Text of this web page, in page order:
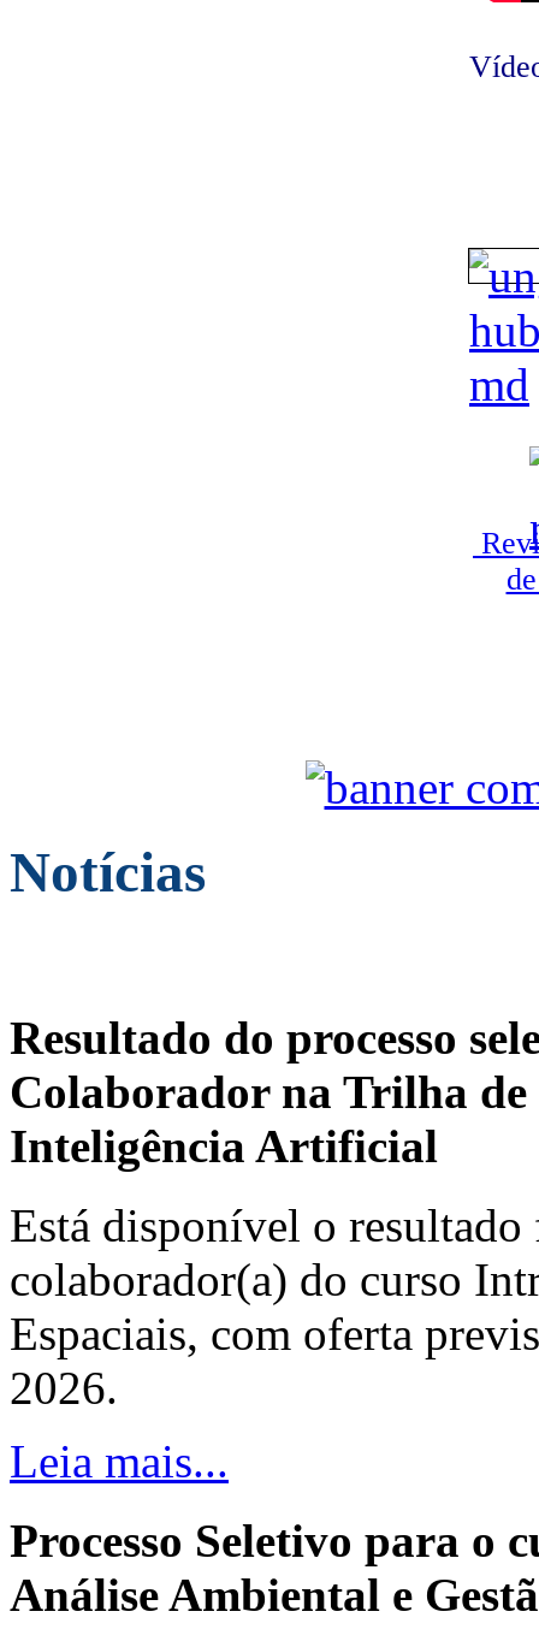
Notícias
Resultado do processo
Colaborador na Trilha de
Inteligência Artificial
Está disponível o resultado
colaborador(a) do curso
Espaciais, com oferta
2026.
Leia mais...
Processo Seletivo para o
Análise Ambiental e